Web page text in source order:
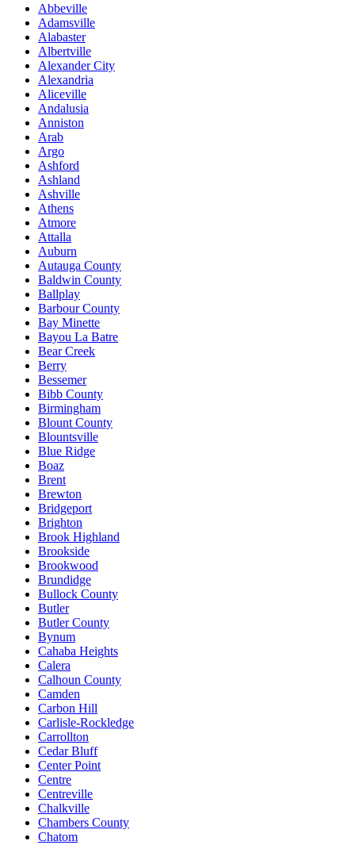
Abbeville
Adamsville
Alabaster
Albertville
Alexander City
Alexandria
Aliceville
Andalusia
Anniston
Arab
Argo
Ashford
Ashland
Ashville
Athens
Atmore
Attalla
Auburn
Autauga County
Baldwin County
Ballplay
Barbour County
Bay Minette
Bayou La Batre
Bear Creek
Berry
Bessemer
Bibb County
Birmingham
Blount County
Blountsville
Blue Ridge
Boaz
Brent
Brewton
Bridgeport
Brighton
Brook Highland
Brookside
Brookwood
Brundidge
Bullock County
Butler
Butler County
Bynum
Cahaba Heights
Calera
Calhoun County
Camden
Carbon Hill
Carlisle-Rockledge
Carrollton
Cedar Bluff
Center Point
Centre
Centreville
Chalkville
Chambers County
Chatom